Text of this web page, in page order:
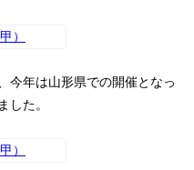
今年は山形県での開催となっ
した。